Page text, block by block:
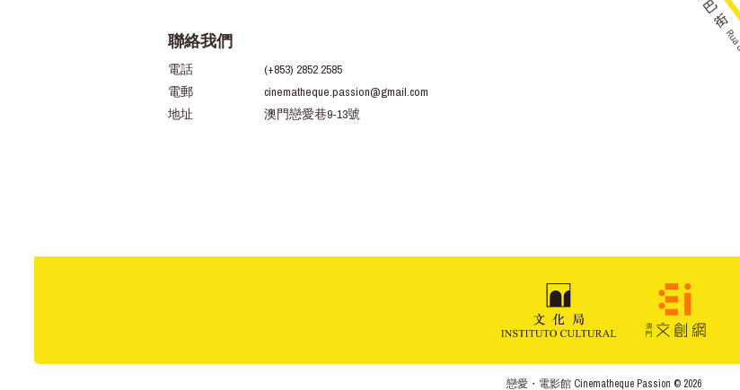
聯絡我們
電話
(+853) 2852 2585
電郵
cinematheque.passion@gmail.com
地址
澳門戀愛巷9-13號
戀愛・電影館 Cinematheque Passion © 2026